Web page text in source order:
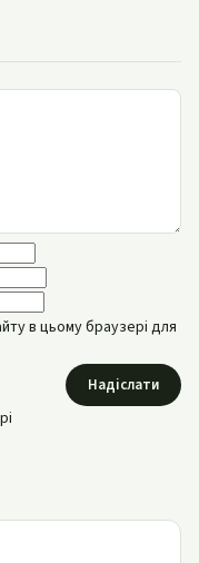
в цьому браузері для
Надіслати